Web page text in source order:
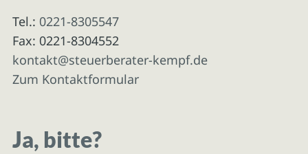
Tel.: 0221-8305547
Fax: 0221-8304552
kontakt@steuerberater-kempf.de
Zum Kontaktformular
Ja, bitte?